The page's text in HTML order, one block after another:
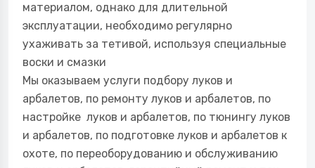
материалом, однако для длительной
эксплуатации, необходимо регулярно
ухаживать за тетивой, используя специальные
воски и смазки
Мы оказываем услуги подбору луков и
арбалетов, по ремонту луков и арбалетов, по
настройке луков и арбалетов, по тюнингу луков
и арбалетов, по подготовке луков и арбалетов к
охоте, по переоборудованию и обслуживанию